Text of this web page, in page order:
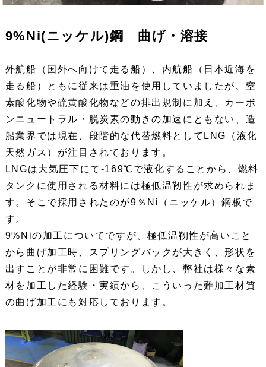
9%Ni(ニッケル)鋼 曲げ・溶接
外航船（国外へ向けて走る船）、内航船（日本近海を
走る船）ともに従来は重油を使用していましたが、窒
素酸化物や硫黄酸化物などの排出規制に加え、カーボ
ンニュートラル・脱炭素の動きの加速にともない、造
船業界では現在、段階的な代替燃料としてLNG（液化
天然ガス）が注目されております。
LNGは大気圧下にて-169℃で液化することから、燃料
タンクに使用される材料には極低温靭性が求められま
す。そこで採用されたのが9％Ni（ニッケル）鋼板で
す。
9%Niの加工についてですが、極低温靭性が高いこと
から曲げ加工時、スプリングバックが大きく、形状を
出すことが非常に困難です。しかし、弊社は様々な素
材を加工した経験・実績から、こういった難加工材質
の曲げ加工にも対応しております。